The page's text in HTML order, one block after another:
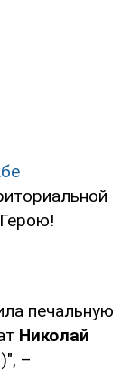
печальную
Николай
–